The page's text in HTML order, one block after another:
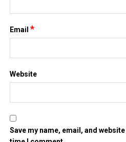
Email*
Website
Save my name, email, and